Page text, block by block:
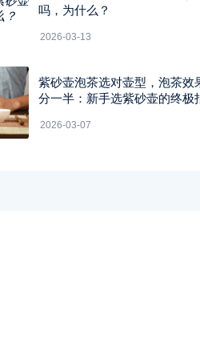
吗，为什么？
2026-03-13
紫砂壶泡茶选对壶型，泡茶效
分一半：新手选紫砂壶的终极
2026-03-07